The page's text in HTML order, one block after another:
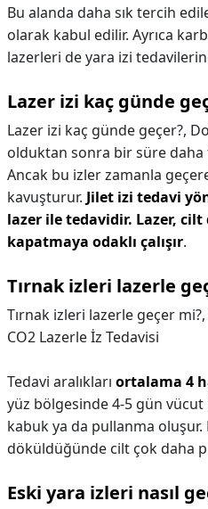
Bu alanda daha sık tercih
olarak kabul edilir. Ayrıca
lazerleri de yara izi
Lazer izi kaç günde
Lazer izi kaç günde geçer?,
olduktan sonra bir süre
Ancak bu izler zamanla
kavuşturur. Jilet izi tedavi
lazer ile tedavidir. Lazer,
kapatmaya odaklı çalışır.
Tırnak izleri lazerle
Tırnak izleri lazerle geçer mi?,
CO2 Lazerle İz Tedavisi
Tedavi aralıkları ortalama 4
yüz bölgesinde 4-5 gün
kabuk ya da pullanma oluşur.
döküldüğünde cilt çok daha
Eski yara izleri nasıl